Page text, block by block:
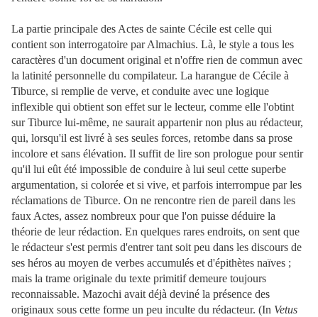
La partie principale des Actes de sainte Cécile est celle qui
contient son interrogatoire par Almachius. Là, le style a tous les
caractères d'un document original et n'offre rien de commun avec
la latinité personnelle du compilateur. La harangue de Cécile à
Tiburce, si remplie de verve, et conduite avec une logique
inflexible qui obtient son effet sur le lecteur, comme elle l'obtint
sur Tiburce lui-même, ne saurait appartenir non plus au rédacteur,
qui, lorsqu'il est livré à ses seules forces, retombe dans sa prose
incolore et sans élévation. Il suffit de lire son prologue pour sentir
qu'il lui eût été impossible de conduire à lui seul cette superbe
argumentation, si colorée et si vive, et parfois interrompue par les
réclamations de Tiburce. On ne rencontre rien de pareil dans les
faux Actes, assez nombreux pour que l'on puisse déduire la
théorie de leur rédaction. En quelques rares endroits, on sent que
le rédacteur s'est permis d'entrer tant soit peu dans les discours de
ses héros au moyen de verbes accumulés et d'épithètes naïves ;
mais la trame originale du texte primitif demeure toujours
reconnaissable. Mazochi avait déjà deviné la présence des
originaux sous cette forme un peu inculte du rédacteur. (In Vetus